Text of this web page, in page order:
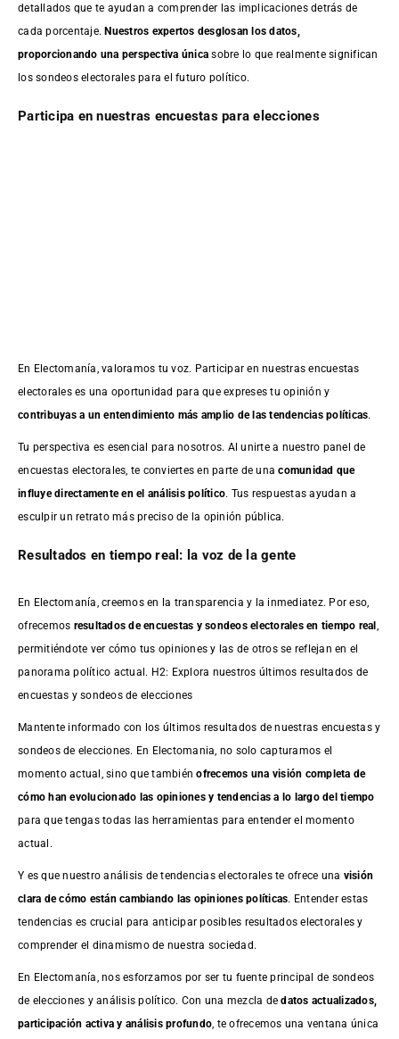
detallados que te ayudan a comprender las implicaciones detrás de
cada porcentaje.Nuestros expertos desglosan los datos,
proporcionando una perspectiva única sobre lo que realmente significan
los sondeos electorales para el futuro político.
Participa en nuestras encuestas para elecciones
En Electomanía, valoramos tu voz. Participar en nuestras encuestas
electorales es una oportunidad para que expreses tu opinión y
contribuyas a un entendimiento más amplio de las tendencias políticas.
Tu perspectiva es esencial para nosotros. Al unirte a nuestro panel de
encuestas electorales, te conviertes en parte de unacomunidad que
influye directamente en el análisis político. Tus respuestas ayudan a
esculpir un retrato más preciso de la opinión pública.
Resultados en tiempo real: la voz de la gente
En Electomanía, creemos en la transparencia y la inmediatez. Por eso,
ofrecemos resultados deencuestas y sondeos electorales en tiempo real
permitiéndote ver cómo tus opiniones y las de otros se reflejan en el
panorama político actual. H2: Explora nuestros últimos resultados de
encuestas y sondeos de elecciones
Mantente informado con los últimos resultados de nuestras encuestasy
sondeos de elecciones. En Electomania, no solo capturamos el
momento actual, sino que tambiénofrecemos una visión completa de
cómo han evolucionado las opiniones y tendencias a lo largo del tiempo
para que tengas todas las herramientas para entender el momento
actual.
Y es que nuestro análisis de tendencias electorales te ofrece una visión
clara de cómo están cambiando las opiniones políticas. Entender estas
tendencias es crucial para anticipar posibles resultados electorales y
comprender el dinamismo de nuestra sociedad.
En Electomanía, nos esforzamos por ser tu fuente principal de sondeos
de elecciones y análisis político. Con una mezcla dedatos actualizados,
participación activa y análisis profundo , te ofrecemos una ventana única